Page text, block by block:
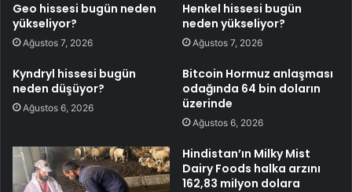
Geo hissesi bugün neden
yükseliyor?
Ağustos 7, 2026
Henkel hissesi bugün
neden yükseliyor?
Ağustos 7, 2026
Kyndryl hissesi bugün
neden düşüyor?
Ağustos 6, 2026
Bitcoin Hormuz anlaşması
odağında 64 bin doların
üzerinde
Ağustos 6, 2026
Hindistan’ın Milky Mist
Dairy Foods halka arzını
162,83 milyon dolara